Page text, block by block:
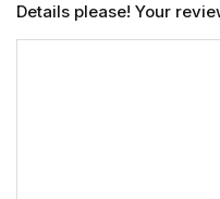
Details please! Your